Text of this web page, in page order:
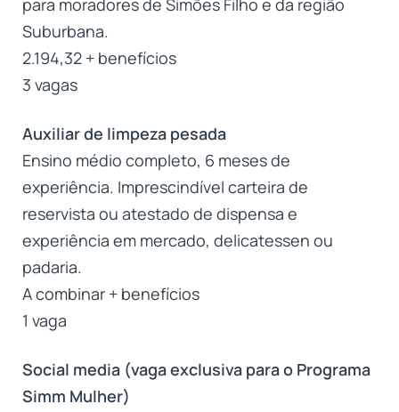
para moradores de Simões Filho e da região
Suburbana.
2.194,32 + benefícios
3 vagas
Auxiliar de limpeza pesada
Ensino médio completo, 6 meses de
experiência. Imprescindível carteira de
reservista ou atestado de dispensa e
experiência em mercado, delicatessen ou
padaria.
A combinar + benefícios
1 vaga
Social media (vaga exclusiva para o Programa
Simm Mulher)